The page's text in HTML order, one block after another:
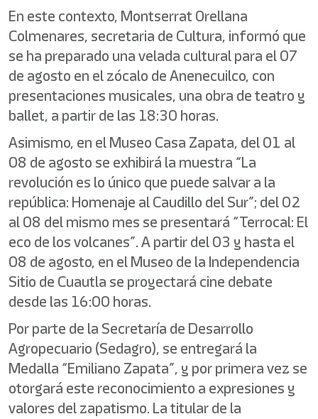
En este contexto, Montserrat Orellana
Colmenares, secretaria de Cultura, informó que
se ha preparado una velada cultural para el 07
de agosto en el zócalo de Anenecuilco, con
presentaciones musicales, una obra de teatro y
ballet, a partir de las 18:30 horas.
Asimismo, en el Museo Casa Zapata, del 01 al
08 de agosto se exhibirá la muestra “La
revolución es lo único que puede salvar a la
república: Homenaje al Caudillo del Sur”; del 02
al 08 del mismo mes se presentará “Terrocal: El
eco de los volcanes”. A partir del 03 y hasta el
08 de agosto, en el Museo de la Independencia
Sitio de Cuautla se proyectará cine debate
desde las 16:00 horas.
Por parte de la Secretaría de Desarrollo
Agropecuario (Sedagro), se entregará la
Medalla “Emiliano Zapata”, y por primera vez se
otorgará este reconocimiento a expresiones y
valores del zapatismo. La titular de la